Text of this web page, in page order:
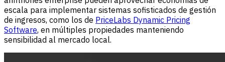
escala para implementar sistemas sofisticados de gestión
de ingresos, como los de PriceLabs Dynamic Pricing
Software, en múltiples propiedades manteniendo
sensibilidad al mercado local.